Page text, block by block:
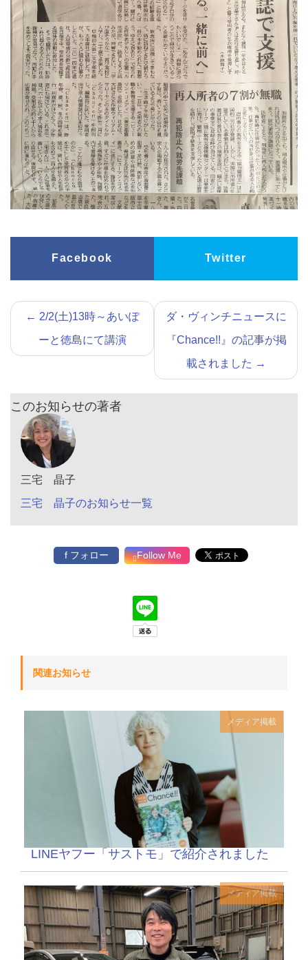
Facebook Twitter
← 2/2(土)13時～あいぽ
ーと徳島にて講演
ダ・ヴィンチニュースに
『Chance!!』の記事が掲
載されました →
このお知らせの著者
三宅 晶子
三宅 晶子のお知らせ一覧
f フォロー Follow Me
関連お知らせ
メディア掲載
LINEヤフー「サストモ」で紹介されました
メディア掲載